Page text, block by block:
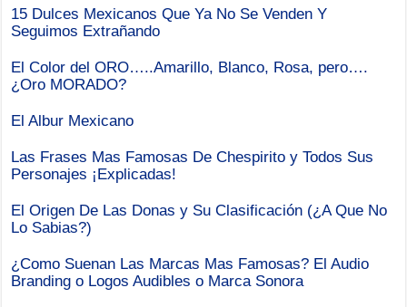
15 Dulces Mexicanos Que Ya No Se Venden Y
Seguimos Extrañando
El Color del ORO…..Amarillo, Blanco, Rosa, pero….
¿Oro MORADO?
El Albur Mexicano
Las Frases Mas Famosas De Chespirito y Todos Sus
Personajes ¡Explicadas!
El Origen De Las Donas y Su Clasificación (¿A Que No
Lo Sabias?)
¿Como Suenan Las Marcas Mas Famosas? El Audio
Branding o Logos Audibles o Marca Sonora